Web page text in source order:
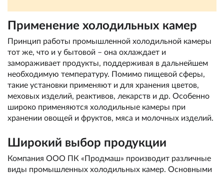
Применение холодильных камер
Принцип работы промышленной холодильной камеры
тот же, что и у бытовой – она охлаждает и
замораживает продукты, поддерживая в дальнейшем
необходимую температуру. Помимо пищевой сферы,
такие установки применяют и для хранения цветов,
меховых изделий, реактивов, лекарств и др. Особенно
широко применяются холодильные камеры при
хранении овощей и фруктов, мяса и молочных изделий.
Широкий выбор продукции
Компания ООО ПК «Продмаш» производит различные
виды промышленных холодильных камер. Основными